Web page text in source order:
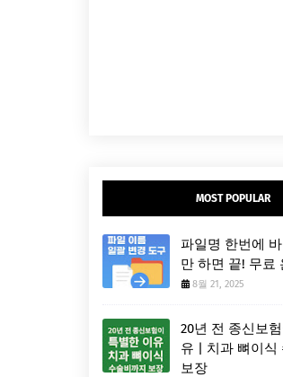
MOST POPULAR
파일명 한번에
만 하면 끝! 무료
8월 21, 2025
20년 전 종신보
유 | 치과 뼈이식
보장